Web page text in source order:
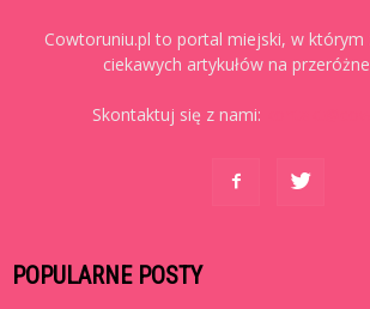
Cowtoruniu.pl to portal miejski, w którym
ciekawych artykułów na
Skontaktuj się z nami:
POPULARNE POSTY